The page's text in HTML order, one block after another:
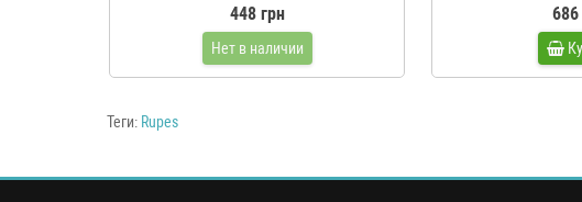
448 грн
Нет в наличии
686
Теги: Rupes